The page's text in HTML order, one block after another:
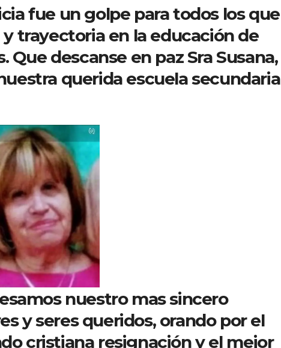
fue un golpe para todos los que
trayectoria en la educación de
Que descanse en paz Sra Susana,
querida escuela secundaria
nuestro mas sincero
y seres queridos, orando por el
cristiana resignación y el mejor